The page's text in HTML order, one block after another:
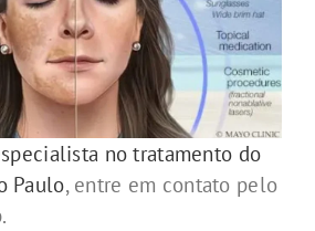
no tratamento do
Paulo, entre em contato pelo